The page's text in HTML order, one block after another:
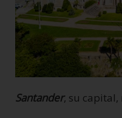
Santander, su capital,